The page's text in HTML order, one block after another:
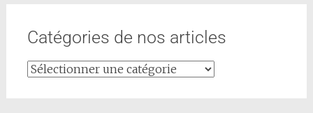
Catégories de nos articles